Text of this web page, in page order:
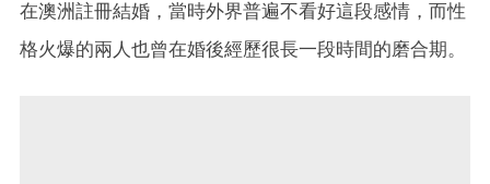
在澳洲註冊結婚，當時外界普遍不看好這段感情，而性
格火爆的兩人也曾在婚後經歷很長一段時間的磨合期。